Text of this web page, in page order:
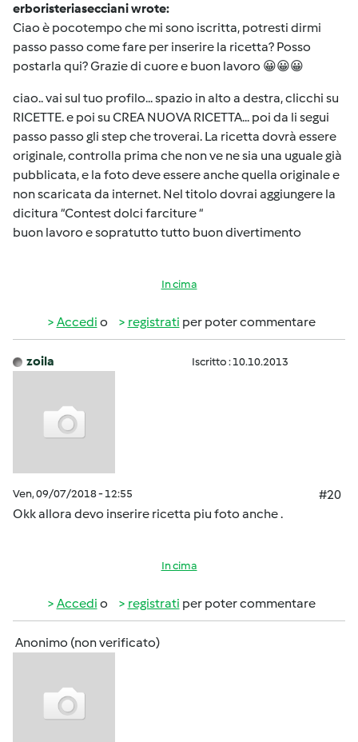
erboristeriasecciani wrote:
Ciao è pocotempo che mi sono iscritta, potresti dirmi
passo passo come fare per inserire la ricetta? Posso
postarla qui? Grazie di cuore e buon lavoro 😀😀😀
ciao.. vai sul tuo profilo... spazio in alto a destra, clicchi su
RICETTE. e poi su CREA NUOVA RICETTA... poi da li segui
passo passo gli step che troverai. La ricetta dovrà essere
originale, controlla prima che non ve ne sia una uguale già
pubblicata, e la foto deve essere anche quella originale e
non scaricata da internet. Nel titolo dovrai aggiungere la
dicitura “Contest dolci farciture “
buon lavoro e sopratutto tutto buon divertimento
In cima
Accedi o registrati per poter commentare
zoila Iscritto : 10.10.2013
Ven, 09/07/2018 - 12:55
#20
Okk allora devo inserire ricetta piu foto anche .
In cima
Accedi o registrati per poter commentare
Anonimo (non verificato)